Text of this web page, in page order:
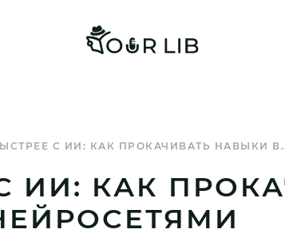
С ИИ: КАК ПРОКАЧИВАТЬ НАВЫКИ
ИИ: КАК